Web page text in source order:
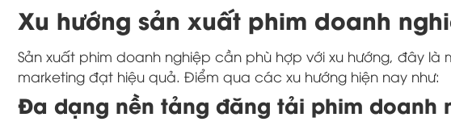
Xu hướng sản xuất phim doanh
Sản xuất phim doanh nghiệp cần phù hợp với xu hướng, đây
marketing đạt hiệu quả. Điểm qua các xu hướng hiện nay như:
Đa dạng nền tảng đăng tải phim doanh